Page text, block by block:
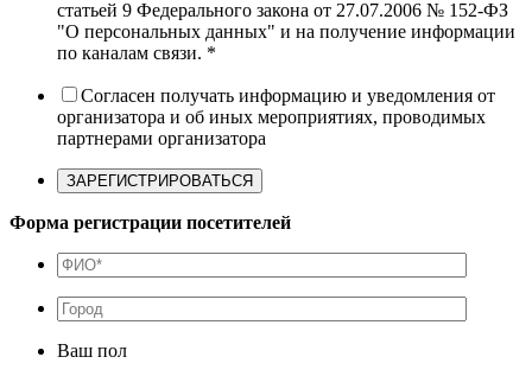
статьей 9 Федерального закона от 27.07.2006 № 152-ФЗ
"О персональных данных" и на получение информации
по каналам связи. *
Согласен получать информацию и уведомления от
организатора и об иных мероприятиях, проводимых
партнерами организатора
Форма регистрации посетителей
Ваш пол